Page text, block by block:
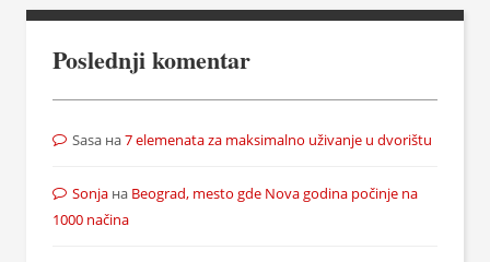
Poslednji komentar
Sasa на7 elemenata za maksimalno uživanje u dvorištu
Sonja на Beograd, mesto gde Nova godina počinje na
1000 načina